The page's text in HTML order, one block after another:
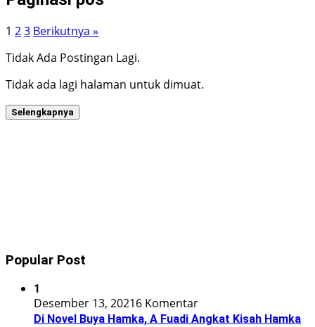
1 23 Berikutnya »
Tidak Ada Postingan Lagi.
Tidak ada lagi halaman untuk dimuat.
Selengkapnya
Popular Post
1
Desember 13, 20216 Komentar
Di Novel Buya Hamka, A Fuadi Angkat Kisah Hamka